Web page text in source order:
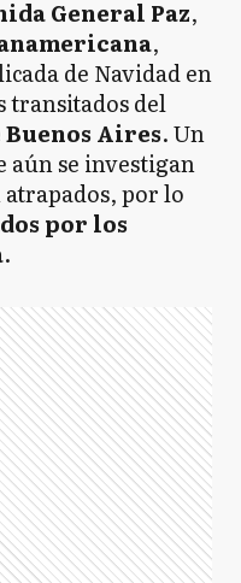
General Paz,
,
de Navidad en
transitados del
Aires. Un
aún se investigan
por lo
por los
.